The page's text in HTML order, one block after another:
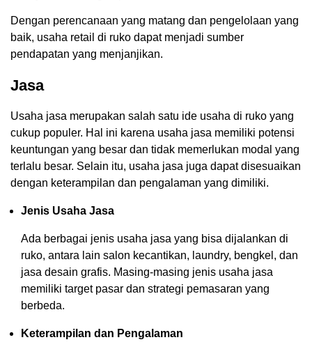
Dengan perencanaan yang matang dan pengelolaan yang
baik, usaha retail di ruko dapat menjadi sumber
pendapatan yang menjanjikan.
Jasa
Usaha jasa merupakan salah satu ide usaha di ruko yang
cukup populer. Hal ini karena usaha jasa memiliki potensi
keuntungan yang besar dan tidak memerlukan modal yang
terlalu besar. Selain itu, usaha jasa juga dapat disesuaikan
dengan keterampilan dan pengalaman yang dimiliki.
Jenis Usaha Jasa
Ada berbagai jenis usaha jasa yang bisa dijalankan di
ruko, antara lain salon kecantikan, laundry, bengkel, dan
jasa desain grafis. Masing-masing jenis usaha jasa
memiliki target pasar dan strategi pemasaran yang
berbeda.
Keterampilan dan Pengalaman